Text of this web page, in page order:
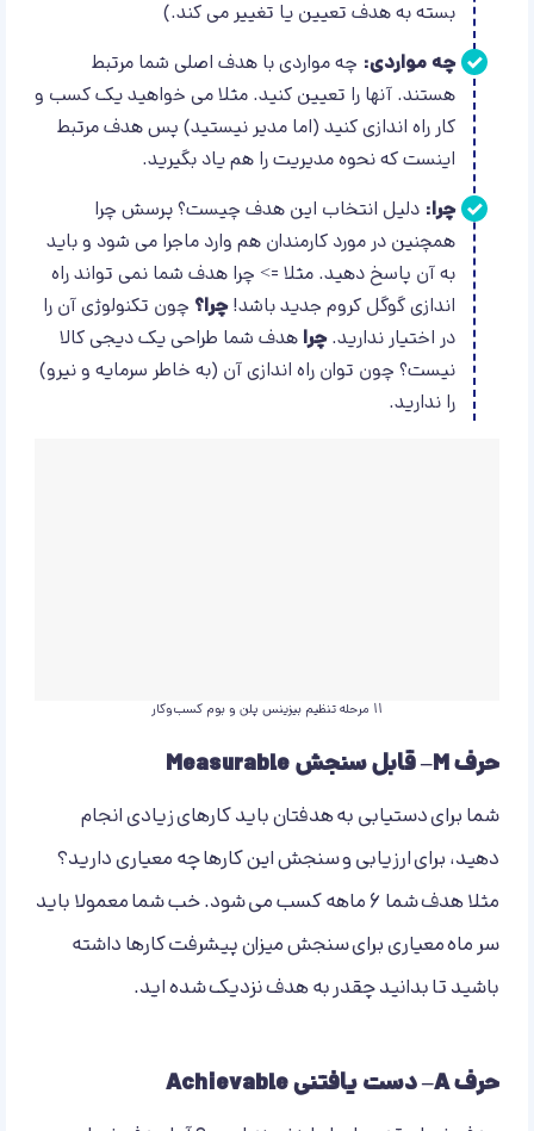
بسته به هدف تعیین یا تغییر می کند.)
چه مواردی: چه مواردی با هدف اصلی شما مرتبط
هستند. آنها را تعیین کنید. مثلا می خواهید یک کسب و
کار راه اندازی کنید (اما مدیر نیستید) پس هدف مرتبط
اینست که نحوه مدیریت را هم یاد بگیرید.
چرا: دلیل انتخاب این هدف چیست؟ پرسش چرا
همچنین در مورد کارمندان هم وارد ماجرا می شود و باید
به آن پاسخ دهید. مثلا => چرا هدف شما نمی تواند راه
اندازی گوگل کروم جدید باشد!چرا؟ چون تکنولوژی آن را
در اختیار ندارید.چرا هدف شما طراحی یک دیجی کالا
نیست؟ چون توان راه اندازی آن (به خاطر سرمایه و نیرو)
را ندارید.
11 مرحله تنظیم بیزینس پلن و بوم کسب‌وکار
حرف M– قابل سنجش Measurable
شما برای دستیابی به هدفتان باید کارهای زیادی انجام
دهید، برای ارزیابی و سنجش این کارها چه معیاری دارید؟
مثلا هدف شما 6 ماهه کسب می شود. خب شما معمولا باید
سر ماه معیاری برای سنجش میزان پیشرفت کارها داشته
باشید تا بدانید چقدر به هدف نزدیک شده اید.
حرف A– دست یافتنی Achievable